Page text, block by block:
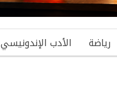
رياضة الأدب الإندونيسي